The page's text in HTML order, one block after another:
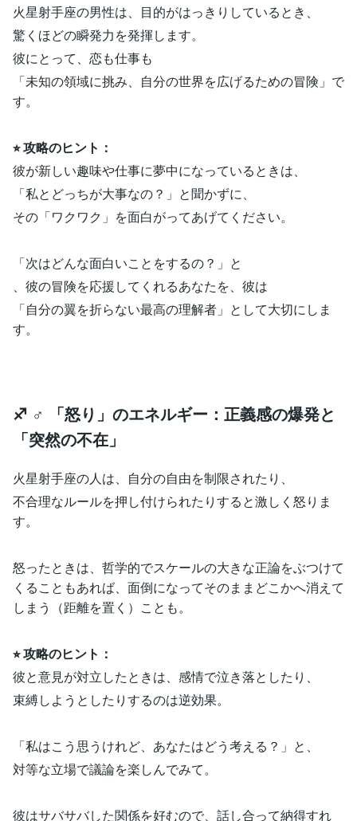
火星射手座の男性は、目的がはっきりしているとき、
驚くほどの瞬発力を発揮します。
彼にとって、恋も仕事も
「未知の領域に挑み、自分の世界を広げるための冒険」で
す。
⭐︎ 攻略のヒント：
彼が新しい趣味や仕事に夢中になっているときは、
「私とどっちが大事なの？」と聞かずに、
その「ワクワク」を面白がってあげてください。
「次はどんな面白いことをするの？」と
、彼の冒険を応援してくれるあなたを、彼は
「自分の翼を折らない最高の理解者」として大切にしま
す。
♐️ ♂ 「怒り」のエネルギー：正義感の爆発と
「突然の不在」
火星射手座の人は、自分の自由を制限されたり、
不合理なルールを押し付けられたりすると激しく怒りま
す。
怒ったときは、哲学的でスケールの大きな正論をぶつけて
くることもあれば、面倒になってそのままどこかへ消えて
しまう（距離を置く）ことも。
⭐︎ 攻略のヒント：
彼と意見が対立したときは、感情で泣き落としたり、
束縛しようとしたりするのは逆効果。
「私はこう思うけれど、あなたはどう考える？」と、
対等な立場で議論を楽しんでみて。
彼はサバサバした関係を好むので、話し合って納得すれ